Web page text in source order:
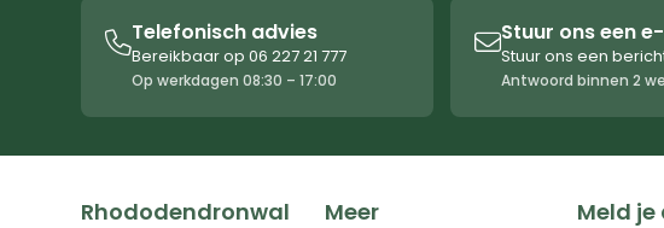
Telefonisch advies
Bereikbaar op 06 227 21 777
Op werkdagen 08:30 – 17:00
Stuur ons een
Stuur ons een
Antwoord binnen 2
Rhododendronwal Meer Meld